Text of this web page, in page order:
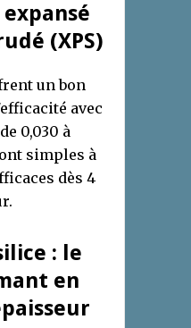
(XPS)
un bon
avec
0,030 à
simples à
dès 4
: le
en